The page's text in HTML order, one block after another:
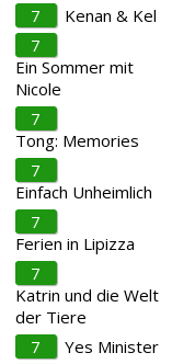
7
Kenan & Kel
7
Ein Sommer mit
Nicole
7
Tong: Memories
7
Einfach Unheimlich
7
Ferien in Lipizza
7
Katrin und die Welt
der Tiere
7
Yes Minister